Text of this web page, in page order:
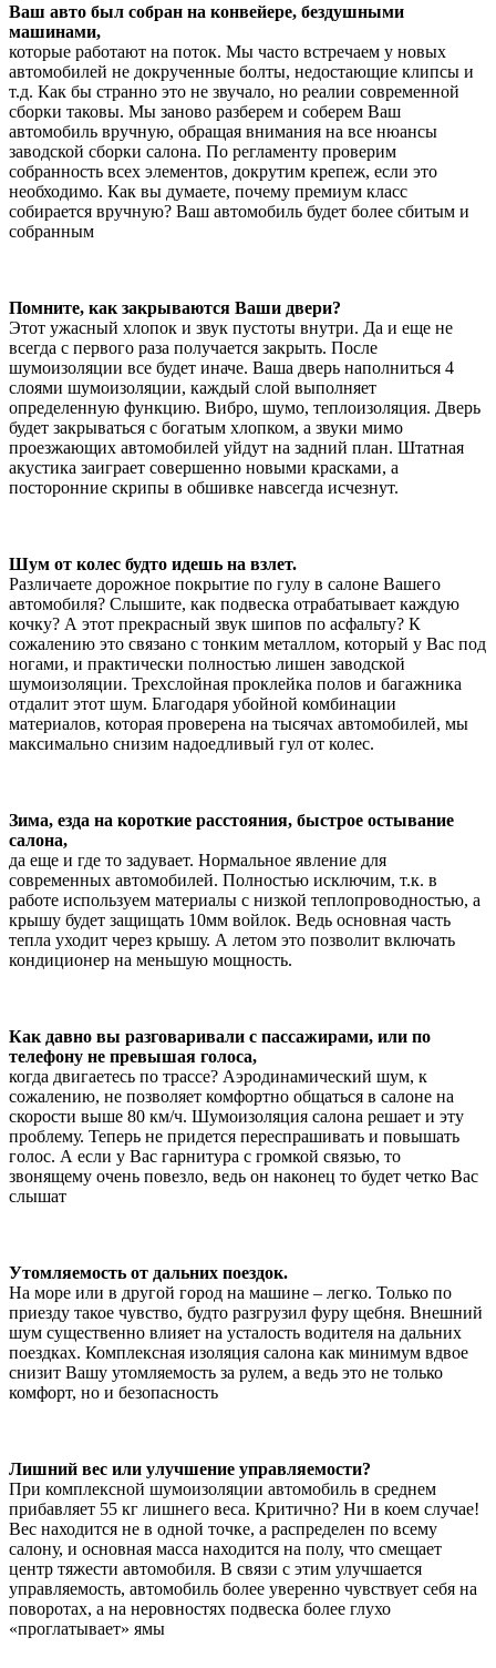
Ваш авто был собран на конвейере, бездушными
машинами,
которые работают на поток. Мы часто встречаем у новых
автомобилей не докрученные болты, недостающие клипсы и
т.д. Как бы странно это не звучало, но реалии современной
сборки таковы. Мы заново разберем и соберем Ваш
автомобиль вручную, обращая внимания на все нюансы
заводской сборки салона. По регламенту проверим
собранность всех элементов, докрутим крепеж, если это
необходимо. Как вы думаете, почему премиум класс
собирается вручную? Ваш автомобиль будет более сбитым и
собранным
Помните, как закрываются Ваши двери?
Этот ужасный хлопок и звук пустоты внутри. Да и еще не
всегда с первого раза получается закрыть. После
шумоизоляции все будет иначе. Ваша дверь наполниться 4
слоями шумоизоляции, каждый слой выполняет
определенную функцию. Вибро, шумо, теплоизоляция. Дверь
будет закрываться с богатым хлопком, а звуки мимо
проезжающих автомобилей уйдут на задний план. Штатная
акустика заиграет совершенно новыми красками, а
посторонние скрипы в обшивке навсегда исчезнут.
Шум от колес будто идешь на взлет.
Различаете дорожное покрытие по гулу в салоне Вашего
автомобиля? Слышите, как подвеска отрабатывает каждую
кочку? А этот прекрасный звук шипов по асфальту? К
сожалению это связано с тонким металлом, который у Вас под
ногами, и практически полностью лишен заводской
шумоизоляции. Трехслойная проклейка полов и багажника
отдалит этот шум. Благодаря убойной комбинации
материалов, которая проверена на тысячах автомобилей, мы
максимально снизим надоедливый гул от колес.
Зима, езда на короткие расстояния, быстрое остывание
салона,
да еще и где то задувает. Нормальное явление для
современных автомобилей. Полностью исключим, т.к. в
работе используем материалы с низкой теплопроводностью, а
крышу будет защищать 10мм войлок. Ведь основная часть
тепла уходит через крышу. А летом это позволит включать
кондиционер на меньшую мощность.
Как давно вы разговаривали с пассажирами, или по
телефону не превышая голоса,
когда двигаетесь по трассе? Аэродинамический шум, к
сожалению, не позволяет комфортно общаться в салоне на
скорости выше 80 км/ч. Шумоизоляция салона решает и эту
проблему. Теперь не придется переспрашивать и повышать
голос. А если у Вас гарнитура с громкой связью, то
звонящему очень повезло, ведь он наконец то будет четко Вас
слышат
Утомляемость от дальних поездок.
На море или в другой город на машине – легко. Только по
приезду такое чувство, будто разгрузил фуру щебня. Внешний
шум существенно влияет на усталость водителя на дальних
поездках. Комплексная изоляция салона как минимум вдвое
снизит Вашу утомляемость за рулем, а ведь это не только
комфорт, но и безопасность
Лишний вес или улучшение управляемости?
При комплексной шумоизоляции автомобиль в среднем
прибавляет 55 кг лишнего веса. Критично? Ни в коем случае!
Вес находится не в одной точке, а распределен по всему
салону, и основная масса находится на полу, что смещает
центр тяжести автомобиля. В связи с этим улучшается
управляемость, автомобиль более уверенно чувствует себя на
поворотах, а на неровностях подвеска более глухо
«проглатывает» ямы